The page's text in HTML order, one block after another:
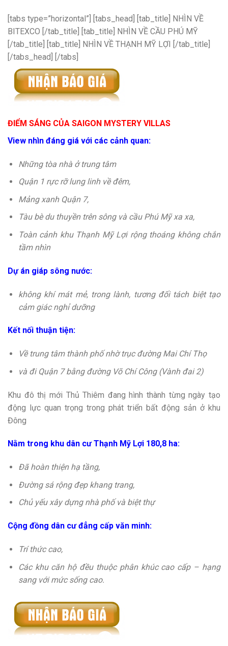
[tabs type=”horizontal”] [tabs_head] [tab_title] NHÌN VỀ
BITEXCO [/tab_title] [tab_title] NHÌN VỀ CẦU PHÚ MỸ
[/tab_title] [tab_title] NHÌN VỀ THẠNH MỸ LỢI [/tab_title]
[/tabs_head] [/tabs]
ĐIỂM SÁNG CỦA SAIGON MYSTERY VILLAS
View nhìn đáng giá với các cảnh quan:
Những tòa nhà ở trung tâm
Quận 1 rực rỡ lung linh về đêm,
Mảng xanh Quận 7,
Tàu bè du thuyền trên sông và cầu Phú Mỹ xa xa,
Toàn cảnh khu Thạnh Mỹ Lợi rộng thoáng không chắn
tầm nhìn
Dự án giáp sông nước:
không khí mát mẻ, trong lành, tương đối tách biệt tạo
cảm giác nghỉ dưỡng
Kết nối thuận tiện:
Về trung tâm thành phố nhờ trục đường Mai Chí Thọ
và đi Quận 7 bằng đường Võ Chí Công (Vành đai 2)
Khu đô thị mới Thủ Thiêm đang hình thành từng ngày tạo
động lực quan trọng trong phát triển bất động sản ở khu
Đông
Nằm trong khu dân cư Thạnh Mỹ Lợi 180,8 ha:
Đã hoàn thiện hạ tầng,
Đường sá rộng đẹp khang trang,
Chủ yếu xây dựng nhà phố và biệt thự
Cộng đồng dân cư đẳng cấp văn minh:
Trí thức cao,
Các khu căn hộ đều thuộc phân khúc cao cấp – hạng
sang với mức sống cao.